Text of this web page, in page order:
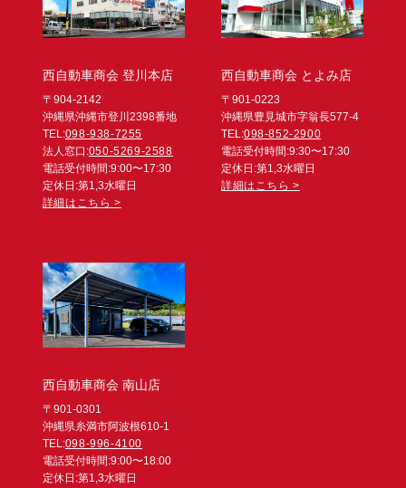
西自動車商会 登川本店
〒904-2142
沖縄県沖縄市登川2398番地
TEL:098-938-7255
法人窓口:050-5269-2588
電話受付時間:9:00〜17:30
定休日:第1,3水曜日
詳細はこちら >
西自動車商会 とよみ店
〒901-0223
沖縄県豊見城市字翁長577-4
TEL:098-852-2900
電話受付時間:9:30〜17:30
定休日:第1,3水曜日
詳細はこちら >
西自動車商会 南山店
〒901-0301
沖縄県糸満市阿波根610-1
TEL:098-996-4100
電話受付時間:9:00〜18:00
定休日:第1,3水曜日